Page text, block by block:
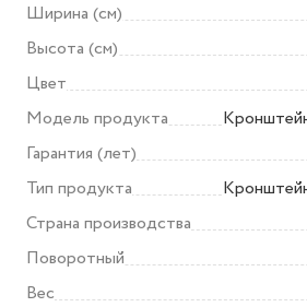
Ширина (см)
Высота (см)
Цвет
Модель продукта
Гарантия (лет)
Тип продукта
монтажа
Страна производства
Поворотный
Вес